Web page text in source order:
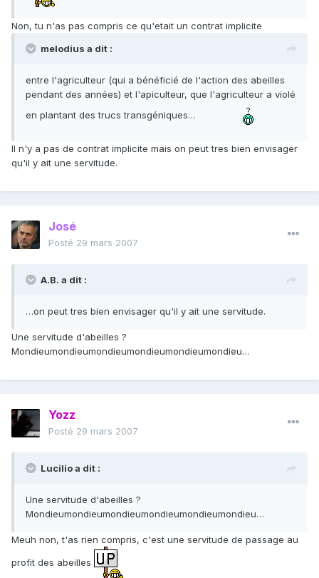
Non, tu n'as pas compris ce qu'etait un contrat implicite
melodius a dit :
entre l'agriculteur (qui a bénéficié de l'action des abeilles
pendant des années) et l'apiculteur, que l'agriculteur a violé
en plantant des trucs transgéniques…
Il n'y a pas de contrat implicite mais on peut tres bien envisager
qu'il y ait une servitude.
José
Posté 29 mars 2007
A.B. a dit :
…on peut tres bien envisager qu'il y ait une servitude.
Une servitude d'abeilles ?
Mondieumondieumondieumondieumondieumondieu…
Yozz
Posté 29 mars 2007
Lucilio a dit :
Une servitude d'abeilles ?
Mondieumondieumondieumondieumondieumondieu…
Meuh non, t'as rien compris, c'est une servitude de passage au
profit des abeilles